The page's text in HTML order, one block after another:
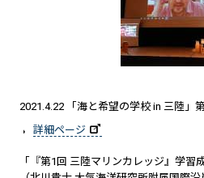
2021.4.22 「海と希望の学校 in 三陸」
詳細ページ
「『第1回 三陸マリンカレッジ』学習